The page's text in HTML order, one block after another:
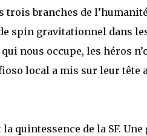
branches de
spin gravitationnel dans
nous occupe, les héros
local a mis sur leur tête
quintessence de la SF. Une